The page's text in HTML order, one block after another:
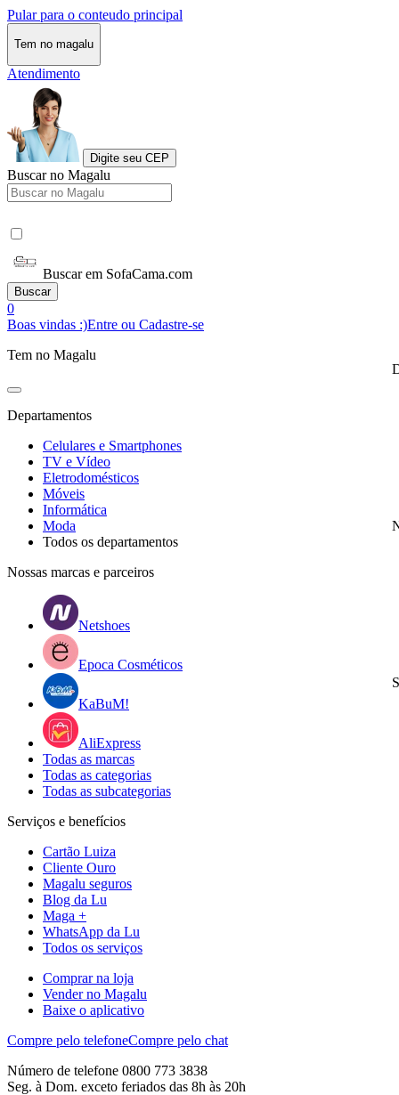
Pular para o conteudo principal
Tem no magalu
Atendimento
Digite seu CEP
Buscar no Magalu
Buscar em SofaCama.com
Buscar
0
Boas vindas :)Entre ou Cadastre-se
Tem no Magalu
Departamentos
Celulares e Smartphones
TV e Vídeo
Eletrodomésticos
Móveis
Informática
Moda
Todos os departamentos
Nossas marcas e parceiros
Netshoes
Epoca Cosméticos
KaBuM!
AliExpress
Todas as marcas
Todas as categorias
Todas as subcategorias
Serviços e benefícios
Cartão Luiza
Cliente Ouro
Magalu seguros
Blog da Lu
Maga +
WhatsApp da Lu
Todos os serviços
Comprar na loja
Vender no Magalu
Baixe o aplicativo
Compre pelo telefoneCompre pelo chat
Número de telefone 0800 773 3838
Seg. à Dom. exceto feriados das 8h às 20h